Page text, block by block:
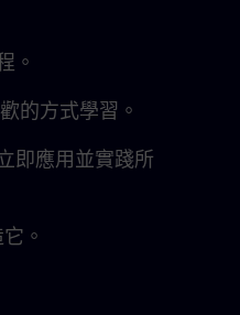
。
的方式學習。
即應用並實踐所
。